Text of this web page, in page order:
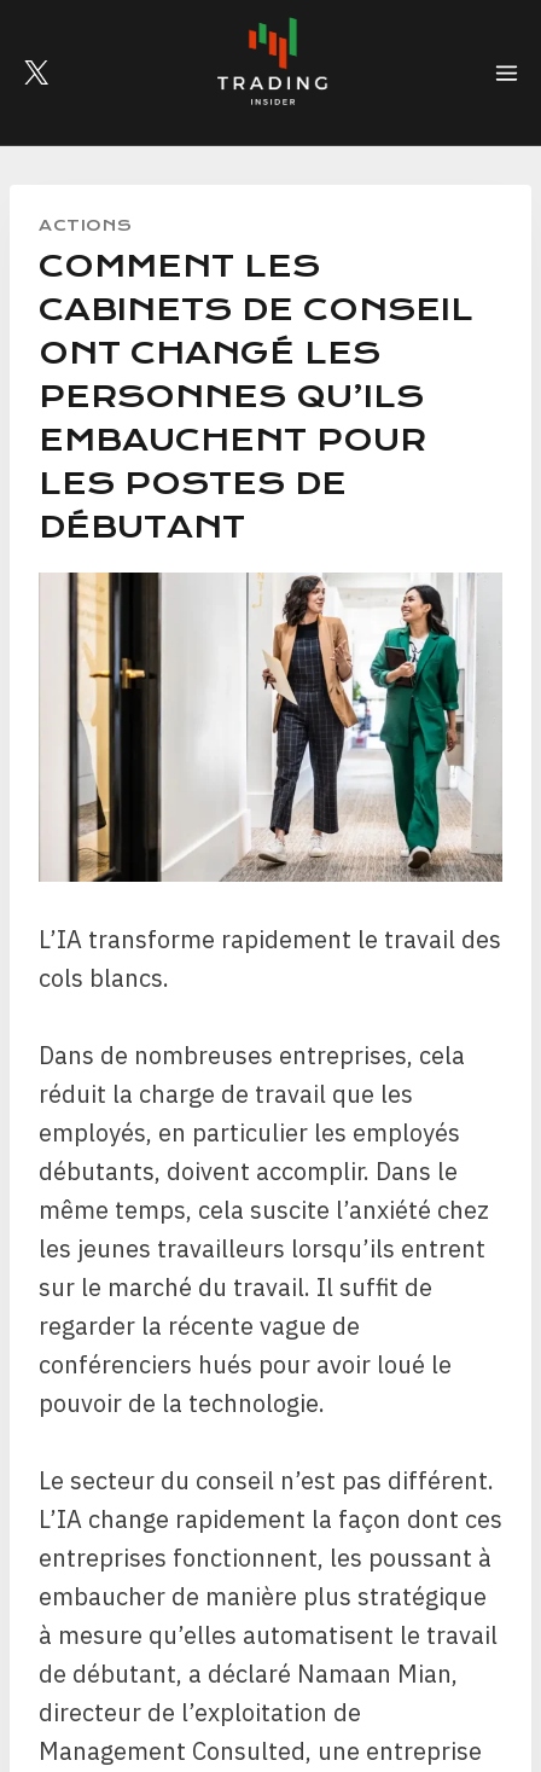
content
ACTIONS
COMMENT LES
CABINETS DE CONSEIL
ONT CHANGÉ LES
PERSONNES QU’ILS
EMBAUCHENT POUR
LES POSTES DE
DÉBUTANT
L’IA transforme rapidement le travail des
cols blancs.
Dans de nombreuses entreprises, cela
réduit la charge de travail que les
employés, en particulier les employés
débutants, doivent accomplir. Dans le
même temps, cela suscite l’anxiété chez
les jeunes travailleurs lorsqu’ils entrent
sur le marché du travail. Il suffit de
regarder la récente vague de
conférenciers hués pour avoir loué le
pouvoir de la technologie.
Le secteur du conseil n’est pas différent.
L’IA change rapidement la façon dont ces
entreprises fonctionnent, les poussant à
embaucher de manière plus stratégique
à mesure qu’elles automatisent le travail
de débutant, a déclaré Namaan Mian,
directeur de l’exploitation de
Management Consulted, une entreprise